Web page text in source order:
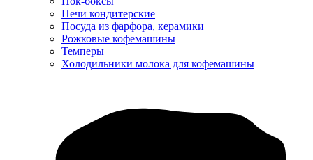
Печи кондитерские
Посуда из фарфора, керамики
Рожковые кофемашины
Темперы
Холодильники молока для кофемашины